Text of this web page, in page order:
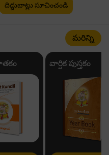
దిద్దుబాట్లు సూచించండి
మరిన్ని
వార్షిక పుస్తకం